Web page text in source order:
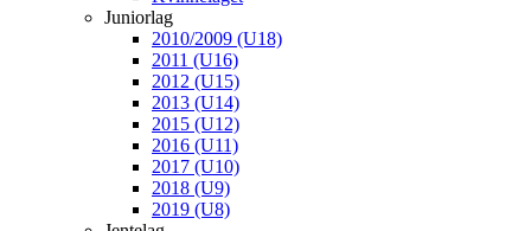
Juniorlag
2010/2009 (U18)
2011 (U16)
2012 (U15)
2013 (U14)
2015 (U12)
2016 (U11)
2017 (U10)
2018 (U9)
2019 (U8)